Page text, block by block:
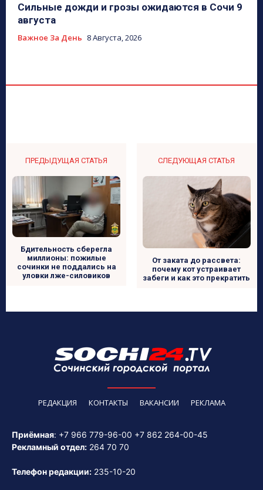
Сильные дожди и грозы ожидаются в Сочи 9
августа
Важное За День 8 Августа, 2026
ПРЕДЫДУЩАЯ СТАТЬЯ
Бдительность сберегла
миллионы: пожилые
сочинки не поддались на
уловки лже-силовиков
СЛЕДУЮЩАЯ СТАТЬЯ
От заката до рассвета:
почему кот устраивает
забеги и как это прекратить
РЕДАКЦИЯ КОНТАКТЫ ВАКАНСИИ РЕКЛАМА
Приёмная: +7 966 779-96-00 +7 862 264-00-45
Рекламный отдел: 264 70 70
Телефон редакции: 235-10-20